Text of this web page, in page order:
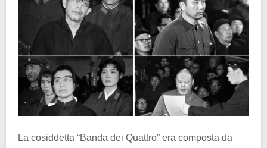
La cosiddetta “Banda dei Quattro” era composta da